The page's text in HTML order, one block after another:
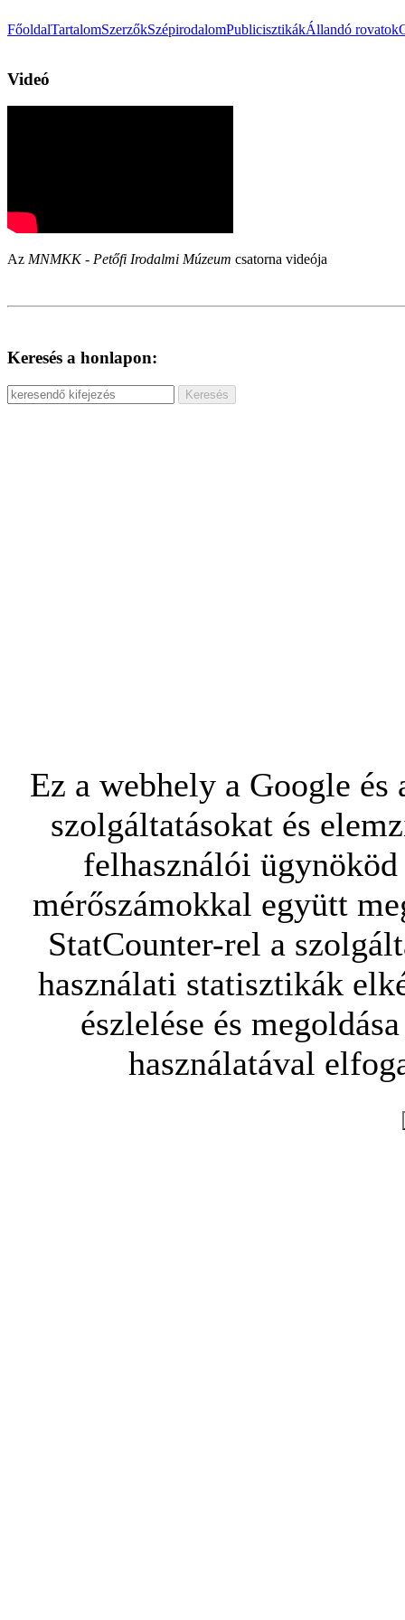
FőoldalTartalomSzerzőkSzépirodalomPublicisztikákÁllandó rovatok
Videó
Az MNMKK - Petőfi Irodalmi Múzeum csatorna videója
Keresés a honlapon:
Ez a webhely a Google
szolgáltatásokat és
felhasználói
mérőszámokkal együtt
StatCounter-rel a
használati statisztikák
észlelése és
használatával